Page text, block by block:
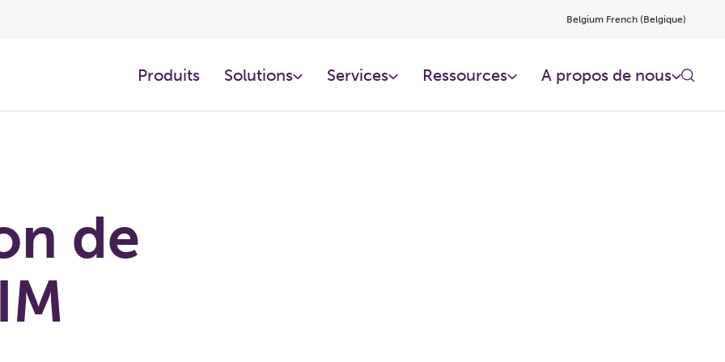
Belgium French (Belgique)
Produits Solutions Services​ Ressources​ A propos de nous
de